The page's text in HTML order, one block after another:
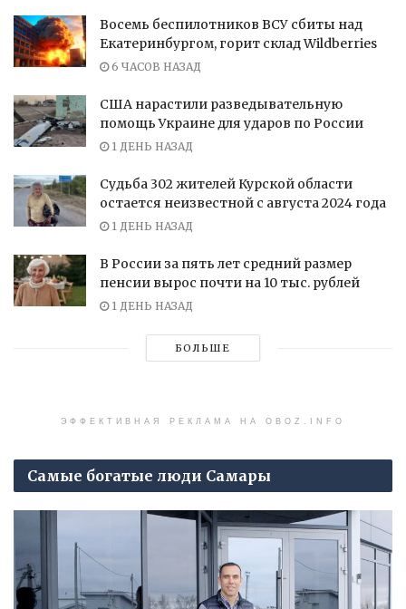
Восемь беспилотников ВСУ сбиты над
Екатеринбургом, горит склад Wildberries
6 ЧАСОВ НАЗАД
США нарастили разведывательную
помощь Украине для ударов по России
1 ДЕНЬ НАЗАД
Судьба 302 жителей Курской области
остается неизвестной с августа 2024 года
1 ДЕНЬ НАЗАД
В России за пять лет средний размер
пенсии вырос почти на 10 тыс. рублей
1 ДЕНЬ НАЗАД
БОЛЬШЕ
ЭФФЕКТИВНАЯ РЕКЛАМА НА OBOZ.INFO
Самые богатые люди Самары